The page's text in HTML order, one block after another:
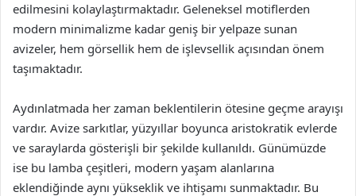
edilmesini kolaylaştırmaktadır. Geleneksel motiflerden
modern minimalizme kadar geniş bir yelpaze sunan
avizeler, hem görsellik hem de işlevsellik açısından önem
taşımaktadır.
Aydınlatmada her zaman beklentilerin ötesine geçme arayışı
vardır. Avize sarkıtlar, yüzyıllar boyunca aristokratik evlerde
ve saraylarda gösterişli bir şekilde kullanıldı. Günümüzde
ise bu lamba çeşitleri, modern yaşam alanlarına
eklendiğinde aynı yükseklik ve ihtişamı sunmaktadır. Bu